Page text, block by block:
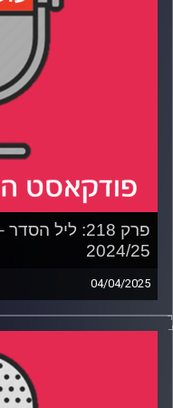
פרק 218: ליל
2024/25
04/04/2025
פודקאסט האן.בי.איי עם
דוידוביץ' ועידן לוצקי,
רבע 1: דני אבדיה